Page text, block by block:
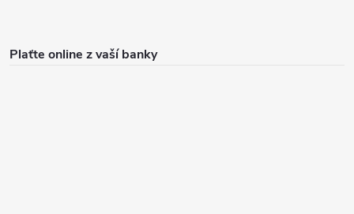
Plaťte online z vaší banky